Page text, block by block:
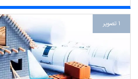
1 تصویر